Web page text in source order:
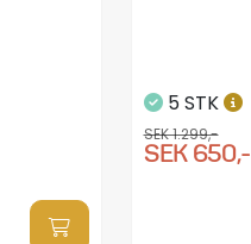
5 STK
SEK 1.299,-
SEK 650,-